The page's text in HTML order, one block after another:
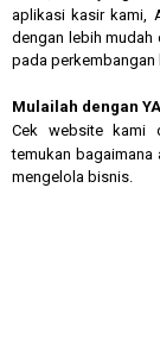
aplikasi kasir kami,
dengan lebih mudah
pada perkembangan
Mulailah dengan
Cek website kami
temukan
mengelola bisnis.